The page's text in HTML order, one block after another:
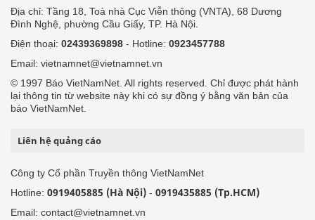
Địa chỉ: Tầng 18, Toà nhà Cục Viễn thông (VNTA), 68 Dương
Đình Nghệ, phường Cầu Giấy, TP. Hà Nội.
Điện thoại: 02439369898 - Hotline: 0923457788
Email: vietnamnet@vietnamnet.vn
© 1997 Báo VietNamNet. All rights reserved. Chỉ được phát hành
lại thông tin từ website này khi có sự đồng ý bằng văn bản của
báo VietNamNet.
Liên hệ quảng cáo
Công ty Cổ phần Truyền thông VietNamNet
Hotline: 0919405885 (Hà Nội) - 0919435885 (Tp.HCM)
Email: contact@vietnamnet.vn